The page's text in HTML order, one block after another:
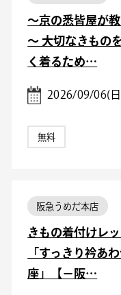
～京の悉皆屋が
～ 大切なきもの
く着るため…
2026/09/06(
無料
阪急うめだ本店
きもの着付けレ
「すっきり衿あ
座」【－阪…